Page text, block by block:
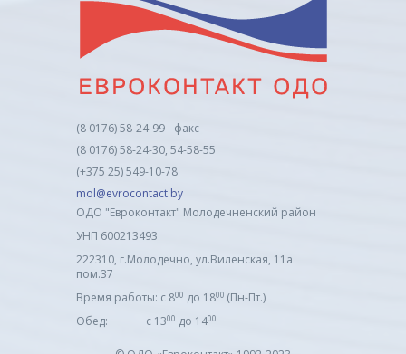
(8 0176) 58-24-99 - факс
(8 0176) 58-24-30, 54-58-55
(+375 25) 549-10-78
mol@evrocontact.by
ОДО "Евроконтакт" Молодечненский район
УНП 600213493
222310, г.Молодечно, ул.Виленская, 11а
пом.37
Время работы: с 800 до 1800 (Пн-Пт.)
Обед: с 1300 до 1400